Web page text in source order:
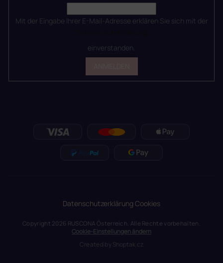
Mit der Eingabe Ihrer E-Mail-Adresse erklären Sie sich mit der
einverstanden.
DatenschutzerklärungCookies
Copyright 2026 RUSCONA Österreich. Alle Rechte vorbehalten.
Cookie-Einstellungen ändern
Created byShoptak.cz